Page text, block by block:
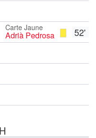
52'
Carte Jaune
Adrià Pedrosa